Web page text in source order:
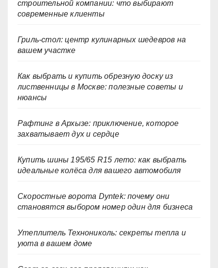
строительной компании: что выбирают
современные клиенты
Гриль-стол: центр кулинарных шедевров на
вашем участке
Как выбрать и купить обрезную доску из
лиственницы в Москве: полезные советы и
нюансы
Рафтинг в Архызе: приключение, которое
захватывает дух и сердце
Купить шины 195/65 R15 лето: как выбрать
идеальные колёса для вашего автомобиля
Скоростные ворота Dyntek: почему они
становятся выбором номер один для бизнеса
Утеплитель Технониколь: секреты тепла и
уюта в вашем доме